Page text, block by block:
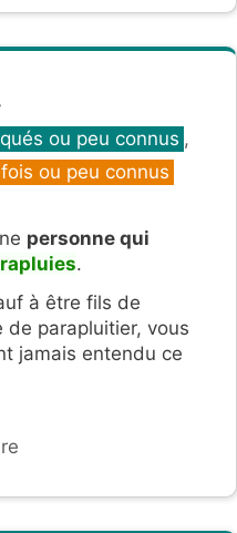
ou peu connus ,
ou peu connus
personne qui
.
à être fils de
parapluitier, vous
jamais entendu ce